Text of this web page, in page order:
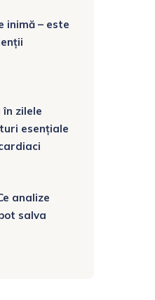
inimă – este
zilele
esențiale
analize
salva